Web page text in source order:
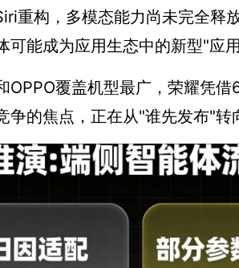
重构，多模态能力尚未完全
可能成为应用生态中的新型"应用
OPPO覆盖机型最广，荣耀凭
争的焦点，正在从"谁先发布"转